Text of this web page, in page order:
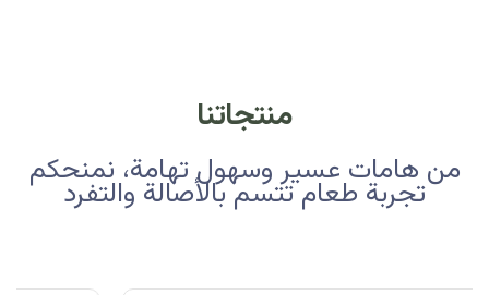
منتجاتنا
من هامات عسير وسهول تهامة، نمنحكم
تجربة طعام تتسم بالأصالة والتفرد